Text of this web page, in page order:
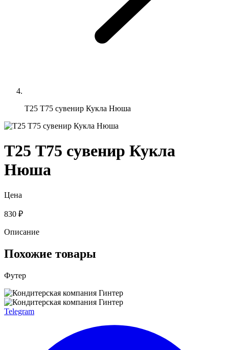
Т25 Т75 сувенир Кукла Нюша
Т25 Т75 сувенир Кукла
Нюша
Цена
830 ₽
Описание
Похожие товары
Футер
Telegram